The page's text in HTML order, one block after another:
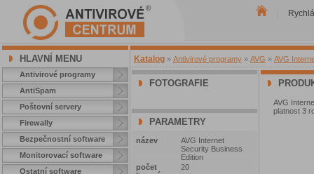
HLAVNÍ MENU
Antivirové programy
AntiSpam
Poštovní servery
Firewally
Bezpečnostní software
Monitorovací software
Ostatní software
Katalog » Antivirové programy » AVG » AVG
FOTOGRAFIE
PARAMETRY
název
AVG Internet
Security Business
Edition
počet
20
AVG
platnost 3